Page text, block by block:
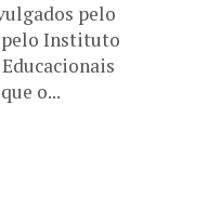
pelo
pelo Instituto
o...